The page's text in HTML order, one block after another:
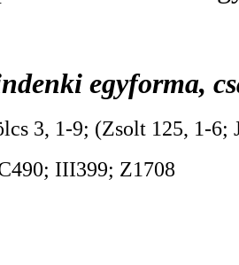
egyforma,
3, 1-9; (Zsolt 125, 1-
III399; Z1708